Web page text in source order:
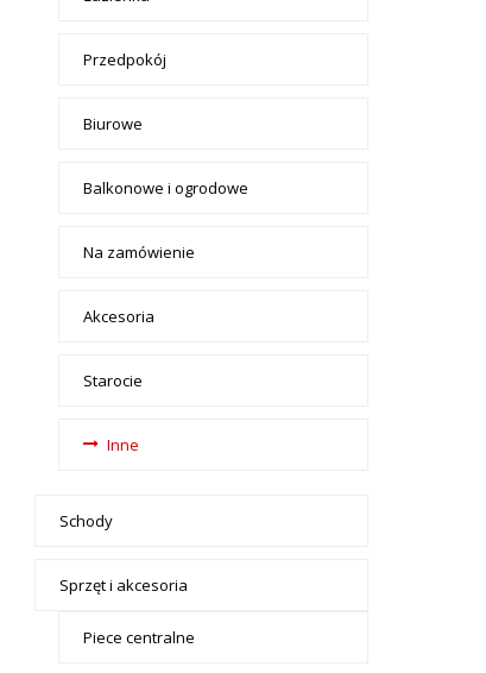
Przedpokój
Biurowe
Balkonowe i ogrodowe
Na zamówienie
Akcesoria
Starocie
Inne
Schody
Sprzęt i akcesoria
Piece centralne